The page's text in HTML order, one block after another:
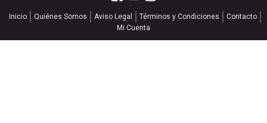
Inicio Quiénes Somos Aviso Legal Términos y Condiciones
Contacto
Mi Cuenta